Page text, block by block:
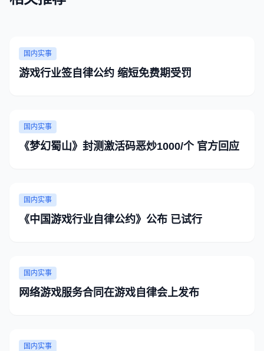
国内实事
游戏行业签自律公约 缩短免费期受罚
国内实事
《梦幻蜀山》封测激活码恶炒1000/个 官方回应
国内实事
《中国游戏行业自律公约》公布 已试行
国内实事
网络游戏服务合同在游戏自律会上发布
国内实事